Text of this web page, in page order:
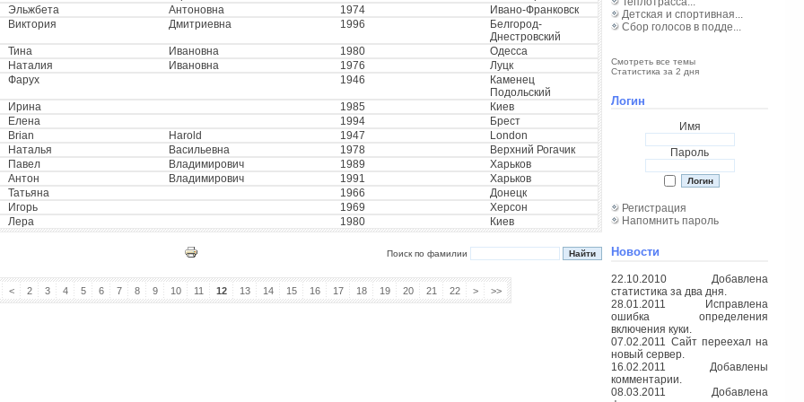
Эльжбета
Антоновна 1974
Ивано-Франковск
Виктория
Дмитриевна 1996
Белгород-
Днестровский
Тина
Ивановна 1980
Одесса
Наталия
Ивановна 1976
Луцк
Фарух
1946
Каменец
Подольский
Ирина
1985
Киев
Елена
1994
Брест
Brian
Harold 1947
London
Наталья
Васильевна 1978
Верхний Рогачик
Павел
Владимирович 1989
Харьков
Антон
Владимирович 1991
Харьков
Татьяна
1966
Донецк
Игорь
1969
Херсон
Лера
1980 Киев
Поиск по фамилии
< 2 3 4 5 6 7 8 9 10 11 12 13 14 15 16 17 18 19 20 21 22 > >>
Детская и спортивная...
Сбор голосов в подде...
Смотреть все темы
Статистика за 2 дня
Логин
Имя
Пароль
Регистрация
Напомнить пароль
Новости
22.10.2010 Добавлена
статистика за два дня.
28.01.2011 Исправлена
ошибка определения
включения куки.
07.02.2011 Сайт переехал на
новый сервер.
16.02.2011 Добавлены
комментарии.
08.03.2011 Добавлена